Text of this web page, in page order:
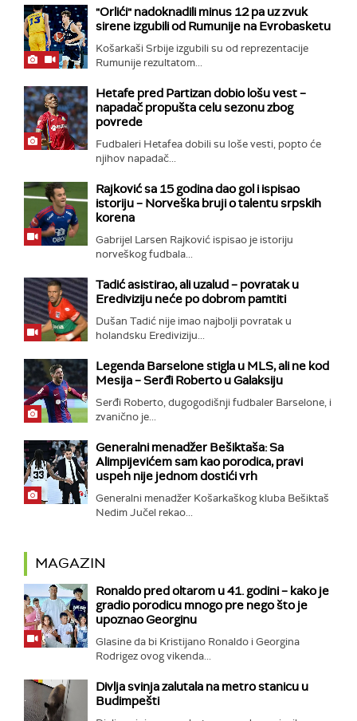
"Orlići" nadoknadili minus 12 pa uz zvuk
sirene izgubili od Rumunije na Evrobasketu
Košarkaši Srbije izgubili su od reprezentacije
Rumunije rezultatom...
Hetafe pred Partizan dobio lošu vest –
napadač propušta celu sezonu zbog
povrede
Fudbaleri Hetafea dobili su loše vesti, popto će
njihov napadač...
Rajković sa 15 godina dao gol i ispisao
istoriju – Norveška bruji o talentu srpskih
korena
Gabrijel Larsen Rajković ispisao je istoriju
norveškog fudbala...
Tadić asistirao, ali uzalud – povratak u
Erediviziju neće po dobrom pamtiti
Dušan Tadić nije imao najbolji povratak u
holandsku Erediviziju...
Legenda Barselone stigla u MLS, ali ne kod
Mesija – Serđi Roberto u Galaksiju
Serđi Roberto, dugogodišnji fudbaler Barselone, i
zvanično je...
Generalni menadžer Bešiktaša: Sa
Alimpijevićem sam kao porodica, pravi
uspeh nije jednom dostići vrh
Generalni menadžer Košarkaškog kluba Bešiktaš
Nedim Jučel rekao...
MAGAZIN
Ronaldo pred oltarom u 41. godini – kako je
gradio porodicu mnogo pre nego što je
upoznao Georginu
Glasine da bi Kristijano Ronaldo i Georgina
Rodrigez ovog vikenda...
Divlja svinja zalutala na metro stanicu u
Budimpešti